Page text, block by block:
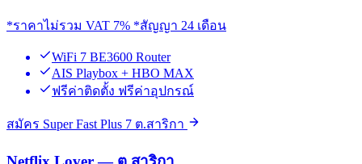
*ราคาไม่รวม VAT 7% *สัญญา 24 เดือน
WiFi 7 BE3600 Router
AIS Playbox + HBO MAX
ฟรีค่าติดตั้ง ฟรีค่าอุปกรณ์
สมัคร Super Fast Plus 7 ต.สาริกา